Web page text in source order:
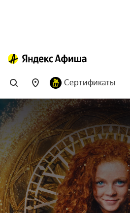
Сертификаты